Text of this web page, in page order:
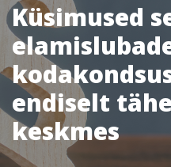
Küsimused
endiselt
keskmes